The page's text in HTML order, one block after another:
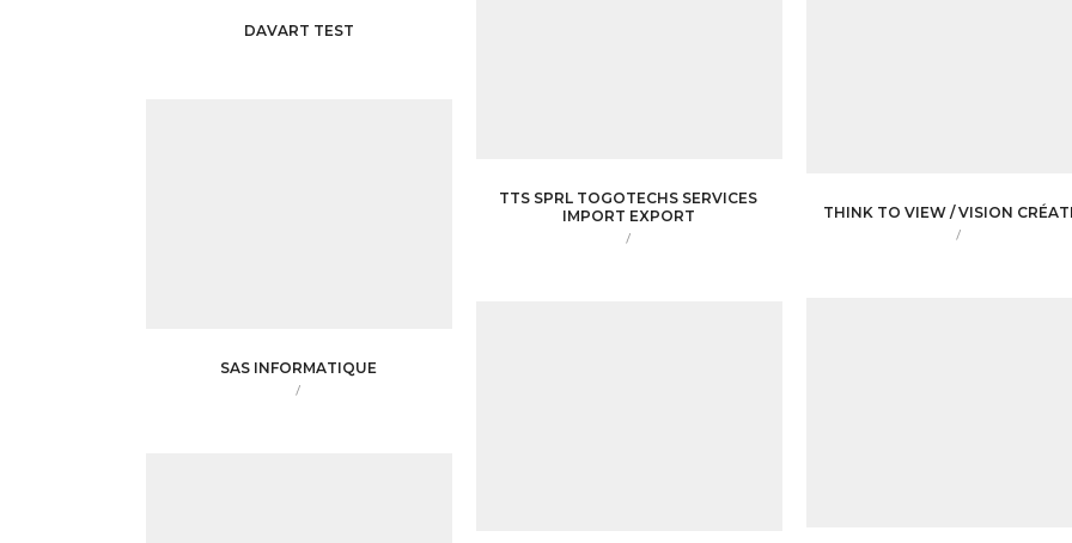
DAVART TEST
TTS SPRL TOGOTECHS SERVICES
IMPORT EXPORT
/
THINK TO VIEW / VISION
/
SAS INFORMATIQUE
/